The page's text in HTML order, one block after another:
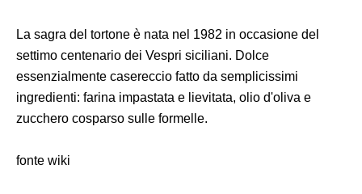
La sagra del tortone è nata nel 1982 in occasione del
settimo centenario dei Vespri siciliani. Dolce
essenzialmente casereccio fatto da semplicissimi
ingredienti: farina impastata e lievitata, olio d'oliva e
zucchero cosparso sulle formelle.
fonte wiki